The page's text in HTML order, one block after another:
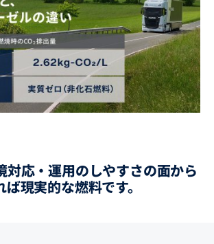
ば現実的な燃料です。